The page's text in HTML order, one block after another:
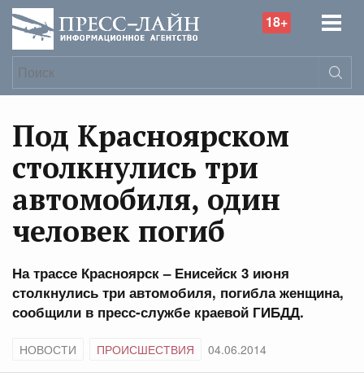
18+
Под Красноярском
столкнулись три
автомобиля, один
человек погиб
На трассе Красноярск – Енисейск 3 июня
столкнулись три автомобиля, погибла женщина,
сообщили в пресс-службе краевой ГИБДД.
НОВОСТИ ПРОИСШЕСТВИЯ 04.06.2014